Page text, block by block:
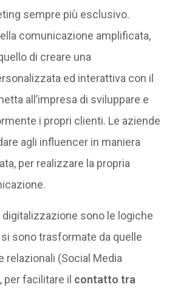
sempre più esclusivo.
comunicazione amplificata,
di creare una
ed interattiva con il
all’impresa di sviluppare e
i propri clienti. Le aziende
agli influencer in maniera
per realizzare la propria
sono le logiche
sono trasformate da quelle
relazionali (Social Media
per facilitare il contatto tra